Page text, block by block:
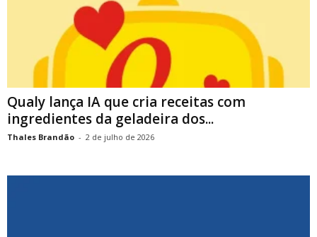
Qualy lança IA que cria receitas com
ingredientes da geladeira dos...
Thales Brandão - 2 de julho de 2026